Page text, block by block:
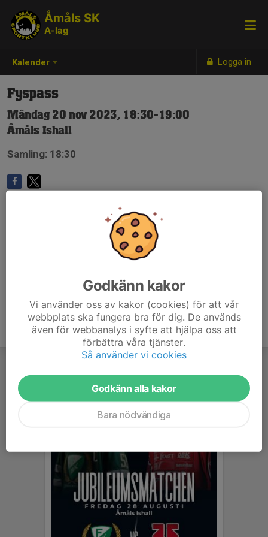
Kalender Logga in
Åmåls SK
A-lag
Fyspass
Måndag 20 nov 2023, 18:30-19:00
Åmåls Ishall
Samling: 18:30
Godkänn kakor
Vi använder oss av kakor (cookies) för att vår
webbplats ska fungera bra för dig. De används
även för webbanalys i syfte att hjälpa oss att
förbättra våra tjänster.
Så använder vi cookies
Godkänn alla kakor
Bara nödvändiga